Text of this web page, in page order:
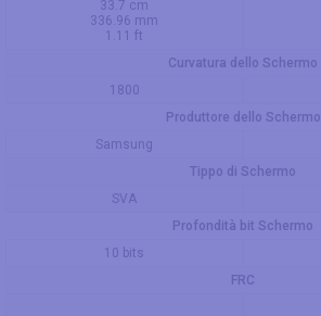
33.7 cm
336.96 mm
1.11 ft
Curvatura dello Schermo
1800
Produttore dello Schermo
Samsung
Tippo di Schermo
SVA
Profondità bit Schermo
10 bits
FRC